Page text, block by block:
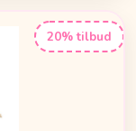
20% tilbud